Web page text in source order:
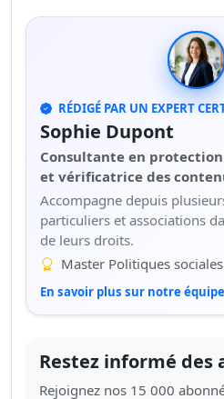
RÉDIGÉ PAR UN EXPERT
Sophie Dupont
Consultante en protection
et vérificatrice des
Accompagne depuis
particuliers et associations
de leurs droits.
Master Politiques
En savoir plus sur notre
Restez informé des
Rejoignez nos 15 000